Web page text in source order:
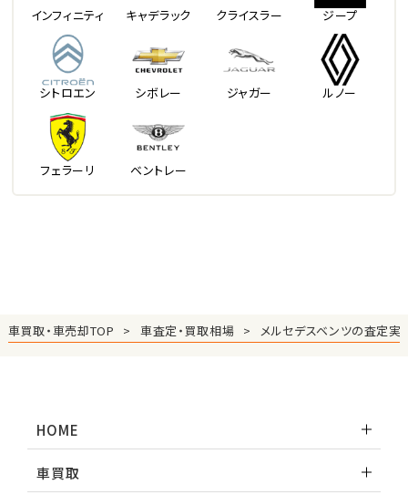
インフィニティ キャデラック クライスラー ジープ
シトロエン シボレー ジャガー ルノー
フェラーリ ベントレー
車買取・車売却TOP 車査定・買取相場 メルセデスベンツの査定実
HOME
車買取